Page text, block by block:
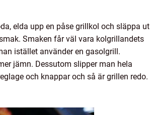
elda upp en påse grillkol och släppa ut
Smaken får väl vara kolgrillandets
istället använder en gasolgrill.
jämn. Dessutom slipper man hela
och knappar och så är grillen redo.